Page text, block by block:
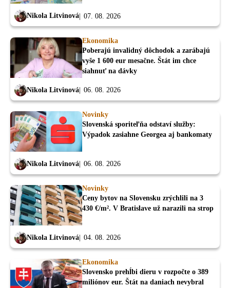
Nikola Litvinová 07. 08. 2026
Ekonomika
Poberajú invalidný dôchodok a zarábajú
vyše 1 600 eur mesačne. Štát im chce
siahnuť na dávky
Nikola Litvinová 06. 08. 2026
Novinky
Slovenská sporiteľňa odstaví služby:
Výpadok zasiahne Georgea aj bankomaty
Nikola Litvinová 06. 08. 2026
Novinky
Ceny bytov na Slovensku zrýchlili na 3
430 €/m². V Bratislave už narazili na strop
Nikola Litvinová 04. 08. 2026
Ekonomika
Slovensko prehĺbi dieru v rozpočte o 389
miliónov eur. Štát na daniach nevybral